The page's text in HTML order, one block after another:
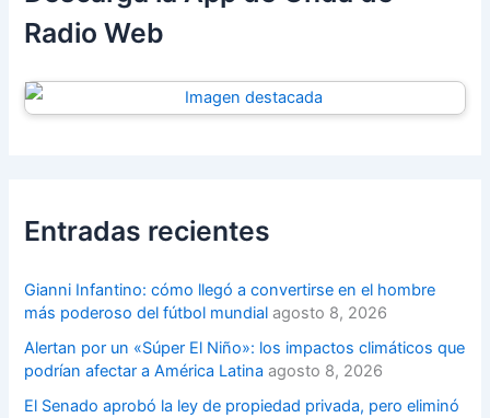
Radio Web
Entradas recientes
Gianni Infantino: cómo llegó a convertirse en el hombre
más poderoso del fútbol mundial agosto 8, 2026
Alertan por un «Súper El Niño»: los impactos climáticos que
podrían afectar a América Latina agosto 8, 2026
El Senado aprobó la ley de propiedad privada, pero eliminó